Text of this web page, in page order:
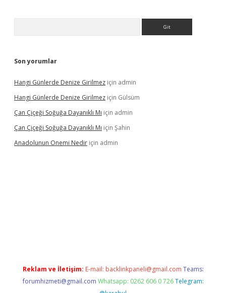
Son yorumlar
Hangi Günlerde Denize Girilmez için admin
Hangi Günlerde Denize Girilmez için Gülsüm
Çan Çiçeği Soğuğa Dayanıklı Mı için admin
Çan Çiçeği Soğuğa Dayanıklı Mı için Şahin
Anadolunun Onemi Nedir için admin
Reklam ve İletişim: E-mail: backlinkpaneli@gmail.com Teams:
forumhizmeti@gmail.com Whatsapp: 0262 606 0 726 Telegram: